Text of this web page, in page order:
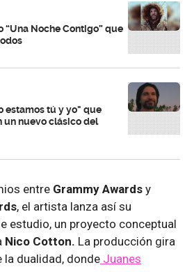
“Una Noche Contigo” que
estamos tú y yo" que
un nuevo clásico del
entre Grammy Awards y
, el artista lanza así su
estudio, un proyecto conceptual
Nico Cotton. La producción gira
la dualidad, donde Juanes